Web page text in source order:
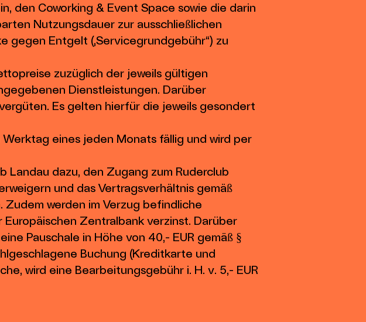
den Coworking & Event Space sowie die darin
Nutzungsdauer zur ausschließlichen
gegen Entgelt („Servicegrundgebühr“) zu
zuzüglich der jeweils gültigen
Dienstleistungen. Darüber
Es gelten hierfür die jeweils gesondert
eines jeden Monats fällig und wird per
dazu, den Zugang zum Ruderclub
und das Vertragsverhältnis gemäß
werden im Verzug befindliche
Zentralbank verzinst. Darüber
Pauschale in Höhe von 40,- EUR gemäß §
Buchung (Kreditkarte und
wird eine Bearbeitungsgebühr i. H. v. 5,- EUR